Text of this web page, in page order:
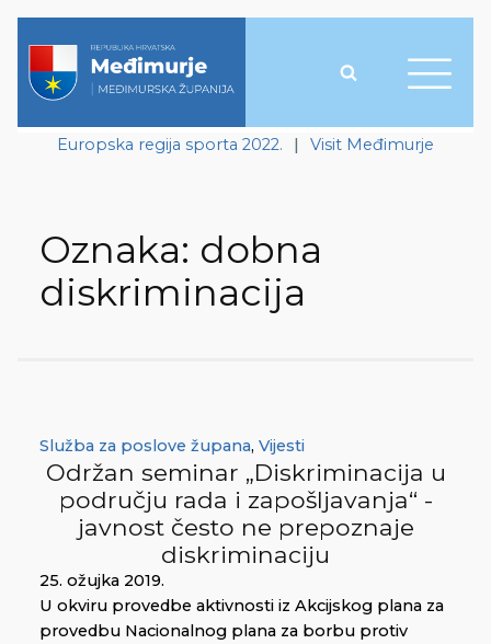
Europska regija sporta 2022. | Visit Međimurje
Oznaka: dobna
diskriminacija
Služba za poslove župana, Vijesti
Održan seminar „Diskriminacija u
području rada i zapošljavanja“ -
javnost često ne prepoznaje
diskriminaciju
25. ožujka 2019.
U okviru provedbe aktivnosti iz Akcijskog plana za
provedbu Nacionalnog plana za borbu protiv